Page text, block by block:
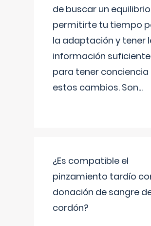
de buscar un
permitirte tu tiempo
la adaptación y tener
información suficiente
para tener conciencia
estos cambios. Son...
¿Es compatible el
pinzamiento tardío
donación de sangre
cordón?